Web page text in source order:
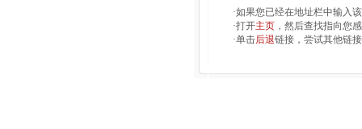
·如果您已经在地址栏中输入
·打开主页 ，然后查找指向您
·单击后退链接，尝试其他链